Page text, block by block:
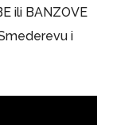
ili BANZOVE
i